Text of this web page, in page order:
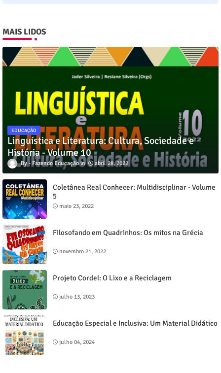
MAIS LIDOS
EDUCAÇÃO
Linguística e Literatura: Cultura, Sociedade e
História - Volume 10
Fazendo Educação abril 28, 2022
Coletânea Real Conhecer: Multidisciplinar - Volume
5
maio 23, 2022
Filosofando em Quadrinhos: Os mitos na Grécia
novembro 21, 2022
Projeto Cordel: O Lixo e a Reciclagem
julho 13, 2023
Educação Especial e Inclusiva: Um Material Didático
julho 04, 2024